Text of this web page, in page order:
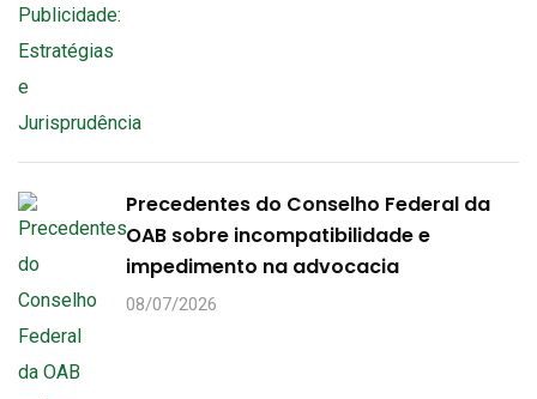
Precedentes do Conselho Federal da
OAB sobre incompatibilidade e
impedimento na advocacia
08/07/2026